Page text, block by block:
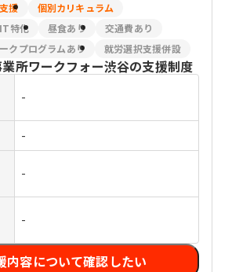
援
個別カリキュラム
IT特化 昼食あり
交通費あり
クプログラムあり 就労選択支援併設
所ワークフォー渋谷の支援制度
-
-
-
-
内容について確認したい